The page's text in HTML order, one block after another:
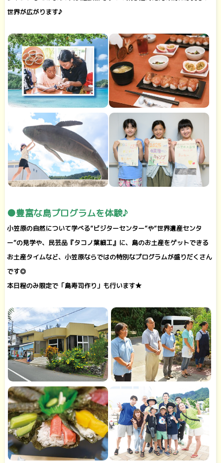
世界が広がります♪
●豊富な島プログラムを体験♪
小笠原の自然について学べる“ビジターセンター”や“世界遺産センタ
ー”の見学や、民芸品『タコノ葉細工』に、島のお土産をゲットできる
お土産タイムなど、小笠原ならではの特別なプログラムが盛りだくさん
です◎
本日程のみ限定で「島寿司作り」も行います★